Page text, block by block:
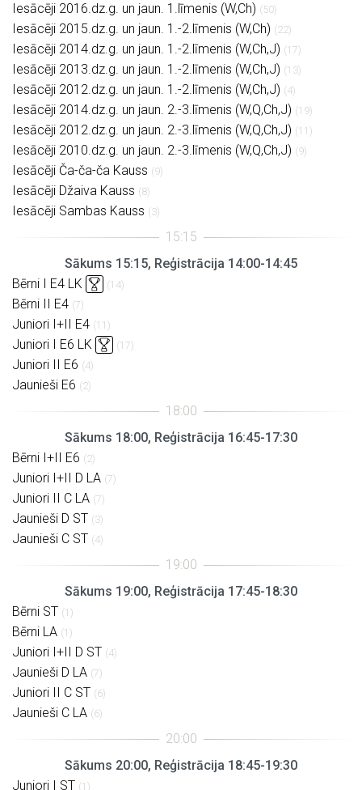
Iesācēji 2016.dz.g. un jaun. 1.līmenis (W,Ch) (50)
Iesācēji 2015.dz.g. un jaun. 1.-2.līmenis (W,Ch) (22)
Iesācēji 2014.dz.g. un jaun. 1.-2.līmenis (W,Ch,J) (17)
Iesācēji 2013.dz.g. un jaun. 1.-2.līmenis (W,Ch,J) (13)
Iesācēji 2012.dz.g. un jaun. 1.-2.līmenis (W,Ch,J) (4)
Iesācēji 2014.dz.g. un jaun. 2.-3.līmenis (W,Q,Ch,J) (19)
Iesācēji 2012.dz.g. un jaun. 2.-3.līmenis (W,Q,Ch,J) (11)
Iesācēji 2010.dz.g. un jaun. 2.-3.līmenis (W,Q,Ch,J) (9)
Iesācēji Ča-ča-ča Kauss (9)
Iesācēji Džaiva Kauss (8)
Iesācēji Sambas Kauss (3)
Sākums 15:15, Reģistrācija 14:00-14:45
Bērni I E4 LK
(14)
Bērni II E4 (7)
Juniori I+II E4 (11)
Juniori I E6 LK (17)
Juniori II E6 (4)
Jaunieši E6 (2)
Sākums 18:00, Reģistrācija 16:45-17:30
Bērni I+II E6 (2)
Juniori I+II D LA (7)
Juniori II C LA (7)
Jaunieši D ST (3)
Jaunieši C ST (4)
Sākums 19:00, Reģistrācija 17:45-18:30
Bērni ST (1)
Bērni LA (1)
Juniori I+II D ST (4)
Jaunieši D LA (7)
Juniori II C ST (6)
Jaunieši C LA (6)
Sākums 20:00, Reģistrācija 18:45-19:30
Juniori I ST (1)